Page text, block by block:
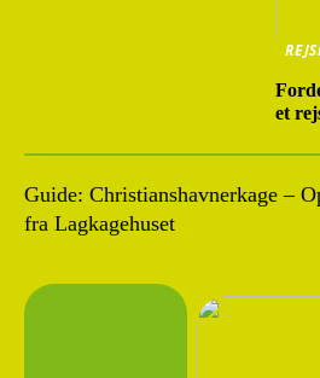
et
Guide: Christianshavnerkage –
fra Lagkagehuset